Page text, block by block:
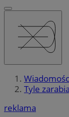
Tyle
reklama